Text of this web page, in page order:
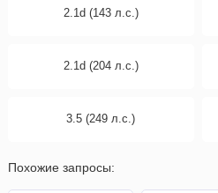
2.1d (143 л.с.)
2.1d (204 л.с.)
3.5 (249 л.с.)
Похожие запросы: